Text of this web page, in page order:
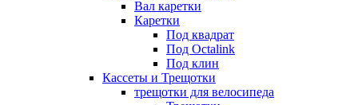
Вал каретки
Каретки
Под квадрат
Под Octalink
Под клин
Кассеты и Трещотки
трещотки для велосипеда